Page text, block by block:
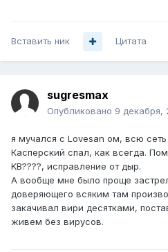
Вставить ник Цитата
sugresmax
Опубликовано 9 декабря,
я мучался с Lovesan ом, всю
Касперский спал, как всегда.
KB????, исправление от дыр.
А вообще мне было проще
доверяющего всяким там
закачивал вири десятками,
живем без вирусов.